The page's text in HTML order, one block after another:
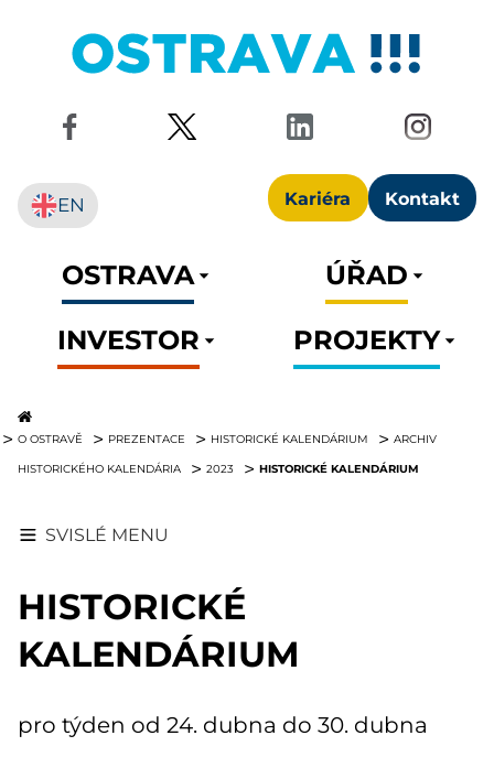
Kariéra Kontakt
EN
OSTRAVA
ÚŘAD
INVESTOR
PROJEKTY
O OSTRAVĚ PREZENTACE HISTORICKÉ KALENDÁRIUM ARCHIV
HISTORICKÉHO KALENDÁRIA 2023 HISTORICKÉ KALENDÁRIUM
SVISLÉ MENU
HISTORICKÉ
KALENDÁRIUM
pro týden od 24. dubna do 30. dubna